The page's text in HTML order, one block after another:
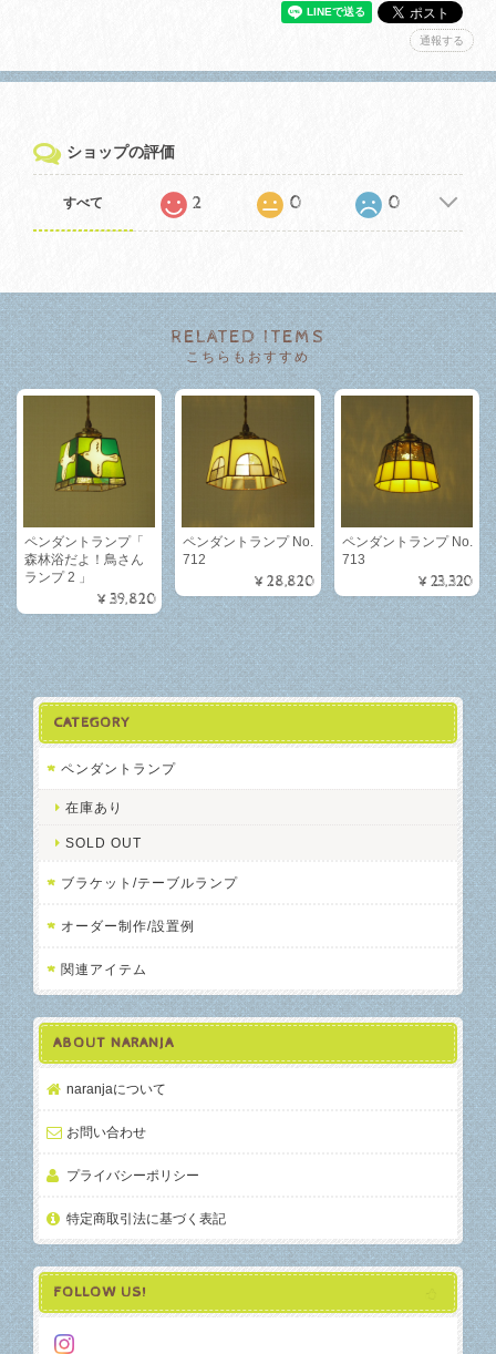
通報する
ショップの評価
すべて 2 0 0
RELATED ITEMS
こちらもおすすめ
ペンダントランプ「
森林浴だよ！鳥さん
ランプ 2 」
¥39,820
ペンダントランプ No.
712
¥28,820
ペンダントランプ No.
713
¥23,320
CATEGORY
ペンダントランプ
在庫あり
SOLD OUT
ブラケット/テーブルランプ
オーダー制作/設置例
関連アイテム
ABOUT NARANJA
naranjaについて
お問い合わせ
プライバシーポリシー
特定商取引法に基づく表記
FOLLOW US!